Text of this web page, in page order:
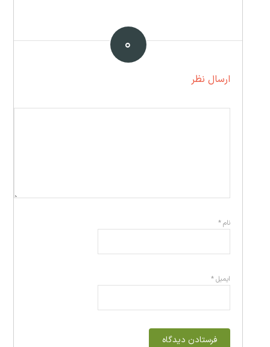
۰
ارسال نظر
نام*
ایمیل*